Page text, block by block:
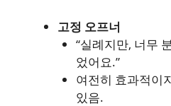
고정 오프너
“실례지만, 너무
었어요.”
여전히 효과적이
있음.